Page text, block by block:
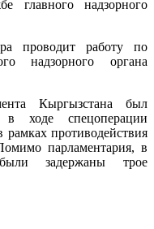
главного надзорного
проводит работу по
надзорного органа
Кыргызстана был
ходе спецоперации
рамках противодействия
парламентария, в
задержаны трое